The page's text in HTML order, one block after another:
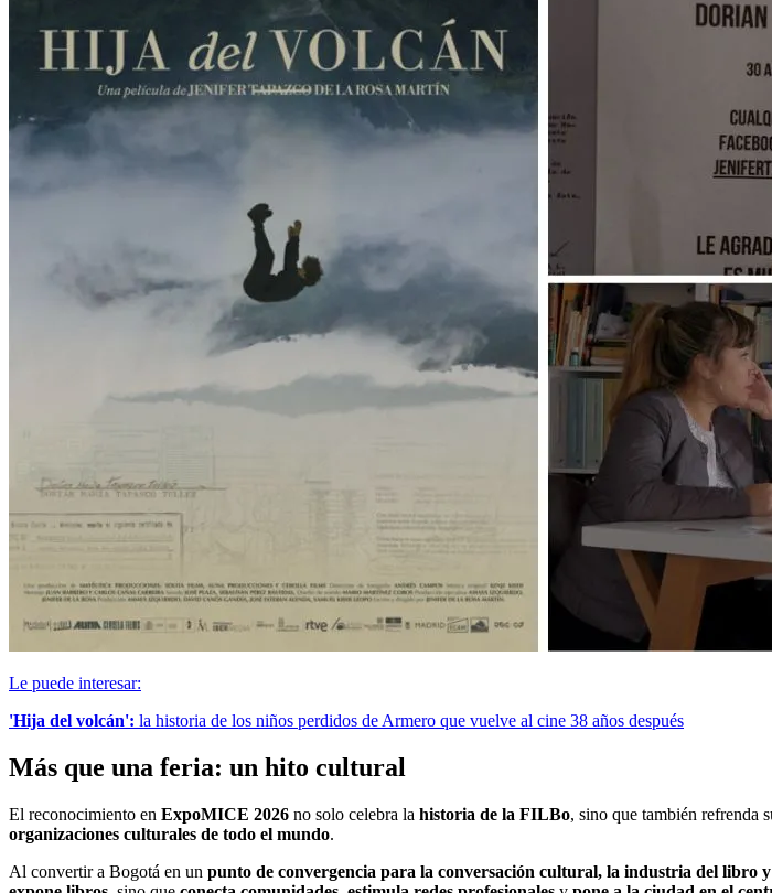
Le puede interesar:
'Hija del volcán': la historia de los niños perdidos de Armero que vuelve al cine 38 años después
Más que una feria: un hito cultural
El reconocimiento en ExpoMICE 2026 no solo celebra la historia de la FILBo, sino que también refrenda
organizaciones culturales de todo el mundo.
Al convertir a Bogotá en un punto de convergencia para la conversación cultural, la industria del libro